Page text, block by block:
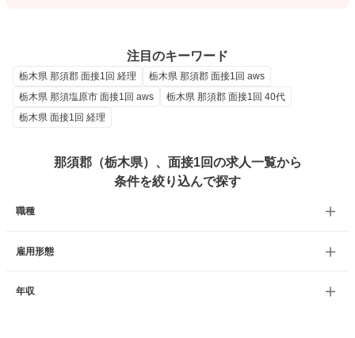
注目のキーワード
栃木県 那須郡 面接1回 経理
栃木県 那須郡 面接1回 aws
栃木県 那須塩原市 面接1回 aws
栃木県 那須郡 面接1回 40代
栃木県 面接1回 経理
那須郡（栃木県）、面接1回の求人一覧から
条件を絞り込んで探す
職種
雇用形態
年収